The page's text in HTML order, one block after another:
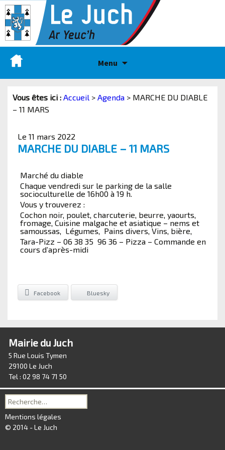
Menu
Vous êtes ici : Accueil > Agenda > MARCHE DU DIABLE
– 11 MARS
Le 11 mars 2022
MARCHE DU DIABLE – 11 MARS
Marché du diable
Chaque vendredi sur le parking de la salle
socioculturelle de 16h00 à 19 h.
Vous y trouverez :
Cochon noir, poulet, charcuterie, beurre, yaourts,
fromage, Cuisine malgache et asiatique – nems et
samoussas, Légumes, Pains divers, Vins, bière,
Tara-Pizz – 06 38 35 96 36 – Pizza – Commande en
cours d’après-midi
Facebook Bluesky
Mairie du Juch
5 Rue Louis Tymen
29100 Le Juch
Tel : 02 98 74 71 50
Recherche
pour :
Mentions légales
© 2014 - Le Juch